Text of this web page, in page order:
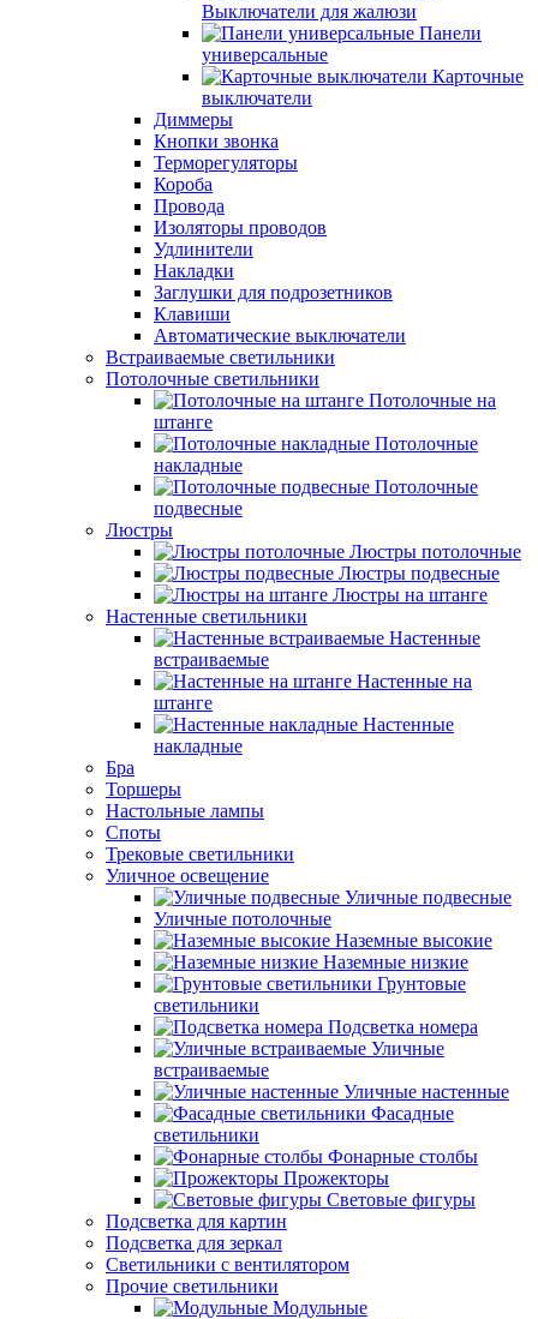
Выключатели для жалюзи
Панели
универсальные
Карточные
выключатели
Диммеры
Кнопки звонка
Терморегуляторы
Короба
Провода
Изоляторы проводов
Удлинители
Накладки
Заглушки для подрозетников
Клавиши
Автоматические выключатели
Встраиваемые светильники
Потолочные светильники
Потолочные на
штанге
Потолочные
накладные
Потолочные
подвесные
Люстры
Люстры потолочные
Люстры подвесные
Люстры на штанге
Настенные светильники
Настенные
встраиваемые
Настенные на
штанге
Настенные
накладные
Бра
Торшеры
Настольные лампы
Споты
Трековые светильники
Уличное освещение
Уличные подвесные
Уличные потолочные
Наземные высокие
Наземные низкие
Грунтовые
светильники
Подсветка номера
Уличные
встраиваемые
Уличные настенные
Фасадные
светильники
Фонарные столбы
Прожекторы
Световые фигуры
Подсветка для картин
Подсветка для зеркал
Светильники с вентилятором
Прочие светильники
Модульные